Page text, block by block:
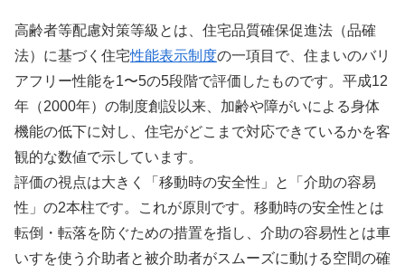
高齢者等配慮対策等級とは、住宅品質確保促進法（品確
法）に基づく住宅性能表示制度の一項目で、住まいのバリ
アフリー性能を1〜5の5段階で評価したものです。平成12
年（2000年）の制度創設以来、加齢や障がいによる身体
機能の低下に対し、住宅がどこまで対応できているかを客
観的な数値で示しています。
評価の視点は大きく「移動時の安全性」と「介助の容易
性」の2本柱です。これが原則です。移動時の安全性とは
転倒・転落を防ぐための措置を指し、介助の容易性とは車
いすを使う介助者と被介助者がスムーズに動ける空間の確